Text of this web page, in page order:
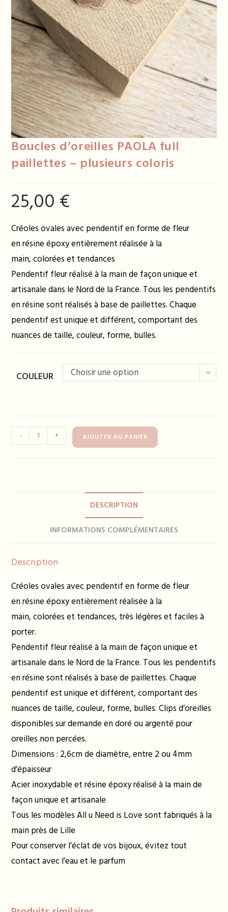
Boucles d’oreilles PAOLA full
paillettes – plusieurs coloris
25,00 €
Créoles ovales avec pendentif en forme de fleur
en résine époxy entièrement réalisée à la
main, colorées et tendances
Pendentif fleur réalisé à la main de façon unique et
artisanale dans le Nord de la France. Tous les pendentifs
en résine sont réalisés à base de paillettes. Chaque
pendentif est unique et différent, comportant des
nuances de taille, couleur, forme, bulles.
COULEUR Choisir une option
de
- + AJOUTER AU PANIER
DESCRIPTION
INFORMATIONS COMPLÉMENTAIRES
Description
Créoles ovales avec pendentif en forme de fleur
en résine époxy entièrement réalisée à la
main, colorées et tendances, très légères et faciles à
porter.
Pendentif fleur réalisé à la main de façon unique et
artisanale dans le Nord de la France. Tous les pendentifs
en résine sont réalisés à base de paillettes. Chaque
pendentif est unique et différent, comportant des
nuances de taille, couleur, forme, bulles. Clips d’oreilles
disponibles sur demande en doré ou argenté pour
oreilles non percées.
Dimensions : 2,6cm de diamètre, entre 2 ou 4mm
d’épaisseur
Acier inoxydable et résine époxy réalisé à la main de
façon unique et artisanale
Tous les modèles All u Need is Love sont fabriqués à la
main près de Lille
Pour conserver l’éclat de vos bijoux, évitez tout
contact avec l’eau et le parfum